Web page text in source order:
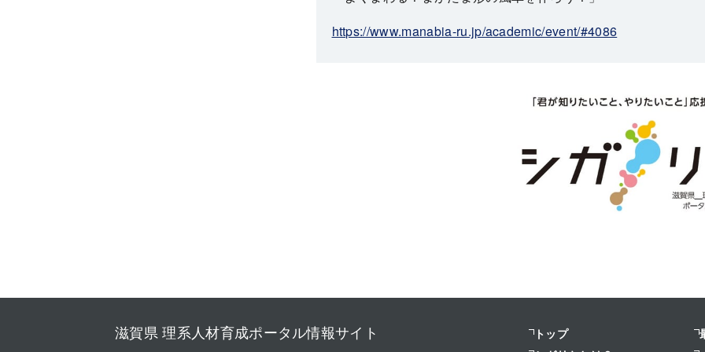
https://www.manabia-ru.jp/academic/event/#4086
滋賀県 理系人材育成ポータル情報サイト
トップ